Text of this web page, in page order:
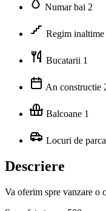
Numar bai 2
Regim inaltime
Bucatarii 1
An constructie
Balcoane 1
Locuri de
Descriere
Va oferim spre vanzare o